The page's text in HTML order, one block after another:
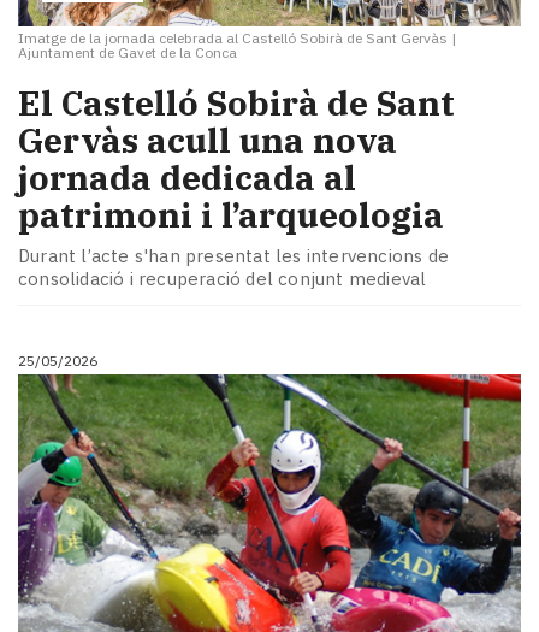
Imatge de la jornada celebrada al Castelló Sobirà de Sant Gervàs |
Ajuntament de Gavet de la Conca
El Castelló Sobirà de Sant
Gervàs acull una nova
jornada dedicada al
patrimoni i l’arqueologia
Durant l’acte s'han presentat les intervencions de
consolidació i recuperació del conjunt medieval
25/05/2026